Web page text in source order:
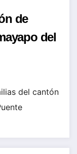
de
del
del cantón